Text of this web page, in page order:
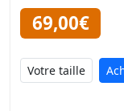
69,00€